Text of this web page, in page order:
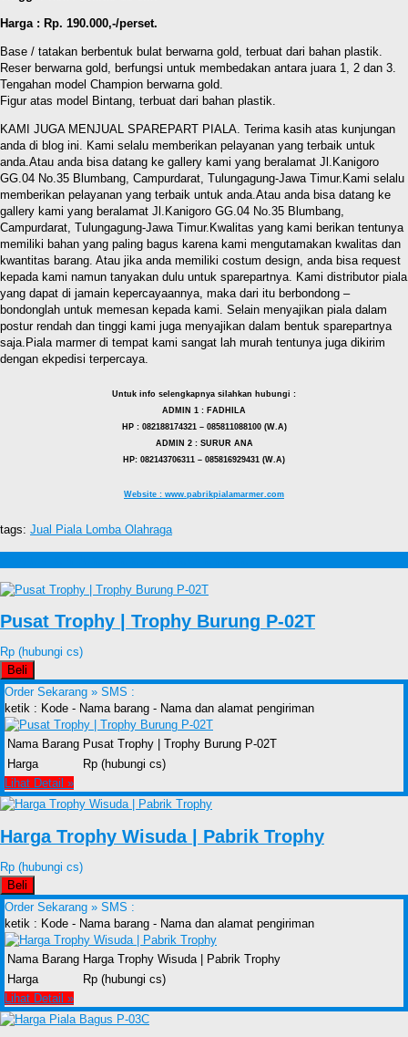
Harga : Rp. 190.000,-/perset.
Base / tatakan berbentuk bulat berwarna gold, terbuat dari bahan plastik.
Reser berwarna gold, berfungsi untuk membedakan antara juara 1, 2 dan 3.
Tengahan model Champion berwarna gold.
Figur atas model Bintang, terbuat dari bahan plastik.
KAMI JUGA MENJUAL SPAREPART PIALA. Terima kasih atas kunjungan
anda di blog ini. Kami selalu memberikan pelayanan yang terbaik untuk
anda.Atau anda bisa datang ke gallery kami yang beralamat Jl.Kanigoro
GG.04 No.35 Blumbang, Campurdarat, Tulungagung-Jawa Timur.Kami selalu
memberikan pelayanan yang terbaik untuk anda.Atau anda bisa datang ke
gallery kami yang beralamat Jl.Kanigoro GG.04 No.35 Blumbang,
Campurdarat, Tulungagung-Jawa Timur.Kwalitas yang kami berikan tentunya
memiliki bahan yang paling bagus karena kami mengutamakan kwalitas dan
kwantitas barang. Atau jika anda memiliki costum design, anda bisa request
kepada kami namun tanyakan dulu untuk sparepartnya. Kami distributor piala
yang dapat di jamain kepercayaannya, maka dari itu berbondong –
bondonglah untuk memesan kepada kami. Selain menyajikan piala dalam
postur rendah dan tinggi kami juga menyajikan dalam bentuk sparepartnya
saja.Piala marmer di tempat kami sangat lah murah tentunya juga dikirim
dengan ekpedisi terpercaya.
Untuk info selengkapnya silahkan hubungi :
ADMIN 1 : FADHILA
HP : 082188174321 – 085811088100 (W.A)
ADMIN 2 : SURUR ANA
HP: 082143706311 – 085816929431 (W.A)
Website : www.pabrikpialamarmer.com
tags: Jual Piala Lomba Olahraga
Pusat Trophy | Trophy Burung P-02T
Rp (hubungi cs)
Beli
Order Sekarang » SMS :
ketik : Kode - Nama barang - Nama dan alamat pengiriman
Nama Barang Pusat Trophy | Trophy Burung P-02T
Harga
Rp (hubungi cs)
Lihat Detail »
Harga Trophy Wisuda | Pabrik Trophy
Rp (hubungi cs)
Beli
Order Sekarang » SMS :
ketik : Kode - Nama barang - Nama dan alamat pengiriman
Nama Barang Harga Trophy Wisuda | Pabrik Trophy
Harga
Rp (hubungi cs)
Lihat Detail »